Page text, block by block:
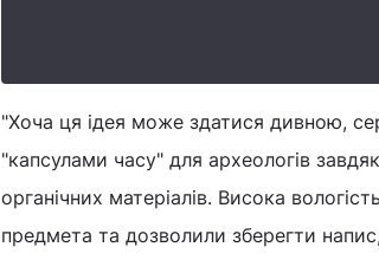
"Хоча ця ідея може здатися дивною,
"капсулами часу" для археологів
органічних матеріалів. Висока
предмета та дозволили зберегти